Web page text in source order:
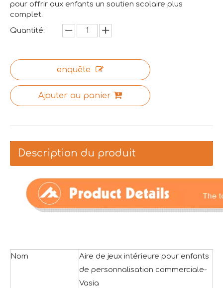
pour offrir aux enfants un soutien scolaire plus
complet.
Quantité:
enquête
Ajouter au panier
Description du produit
Nom
Aire de jeux intérieure pour enfants
de personnalisation commerciale-
Vasia